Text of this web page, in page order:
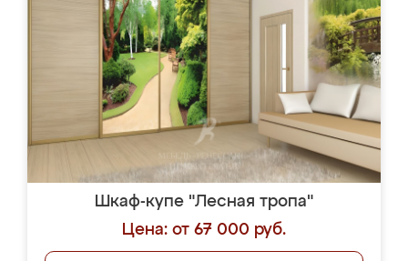
Шкаф-купе "Лесная тропа"
Цена: от 67 000 руб.